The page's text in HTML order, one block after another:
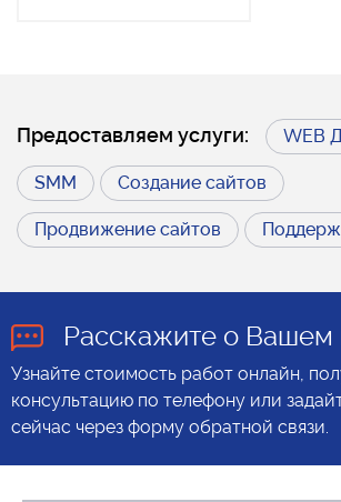
Предоставляем услуги: WEB
SMM Создание сайтов
Продвижение сайтов
Расскажите о Вашем
Узнайте стоимость работ онлайн,
консультацию по телефону или
сейчас через форму обратной связи.